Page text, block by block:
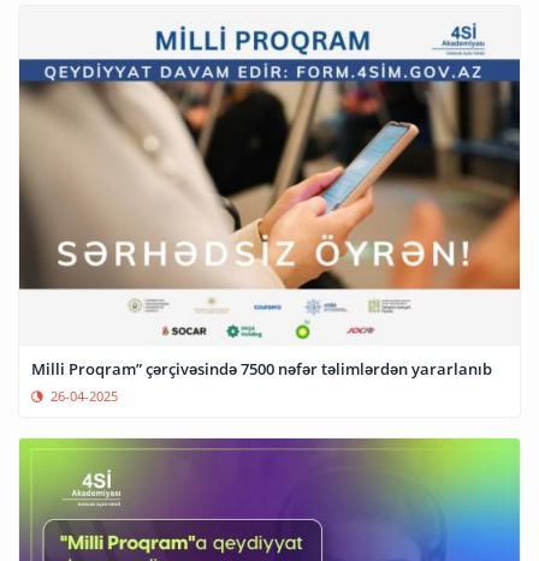
Milli Proqram” çərçivəsində 7500 nəfər təlimlərdən yararlanıb
26-04-2025